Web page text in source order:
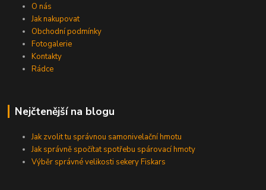
O nás
Jak nakupovat
Obchodní podmínky
Fotogalerie
Kontakty
Rádce
Nejčtenější na blogu
Jak zvolit tu správnou samonivelační hmotu
Jak správně spočítat spotřebu spárovací hmoty
Výběr správné velikosti sekery Fiskars